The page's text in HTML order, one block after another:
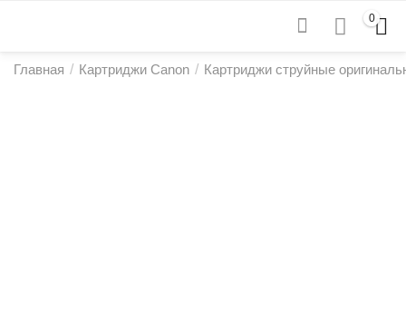
0
Главная / Картриджи Canon / Картриджи струйные